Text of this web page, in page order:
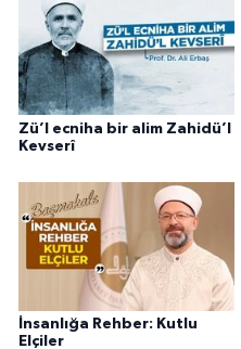
Zü’l ecniha bir alim Zahidü’l
Kevserî
İnsanlığa Rehber: Kutlu
Elçiler